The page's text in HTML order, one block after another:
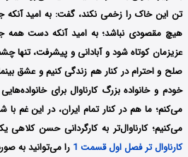
تن این خاک را زخمی نکند، گفت: به امید
هیچ مقصودی نباشد؛ به امید آنکه دست همه
عزیزمان کوتاه شود و آبادانی و پیشرفت، تنها
صلح و احترام در کنار هم زندگی کنیم و عشق
خودم و خانواده بزرگ کارناوال برای
می‌کنم؛ ما هم در کنار تمام ایران، در این غم
می‌کنیم؛ کارناوال‌تر به کارگردانی حسن کلاهی یکشنبه‌ها ساعت 8 شب در شبکه نمایش
کارناوال تر فصل اول قسمت 1
را می‌توانید به